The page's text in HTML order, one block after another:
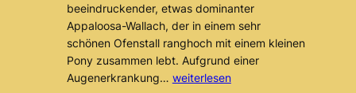
beeindruckender, etwas dominanter
Appaloosa-Wallach, der in einem sehr
schönen Ofenstall ranghoch mit einem kleinen
Pony zusammen lebt. Aufgrund einer
Augenerkrankung… Rondo
weiterlesen